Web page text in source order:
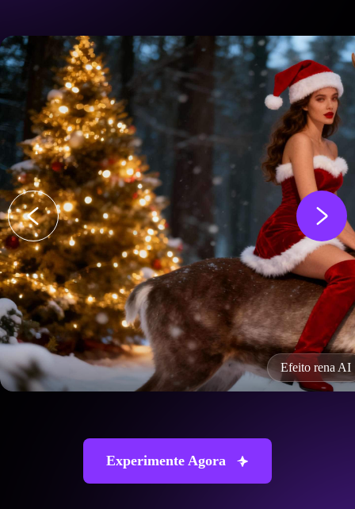
Papai Noel próprio
Experimente Agora